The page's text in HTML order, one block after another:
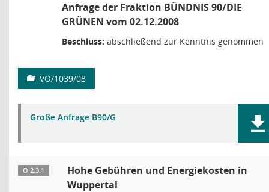
Anfrage der Fraktion BÜNDNIS 90/DIE
GRÜNEN vom 02.12.2008
Beschluss: abschließend zur Kenntnis genommen
VO/1039/08
Große Anfrage B90/G
Ö 2.3.1
Hohe Gebühren und Energiekosten in
Wuppertal